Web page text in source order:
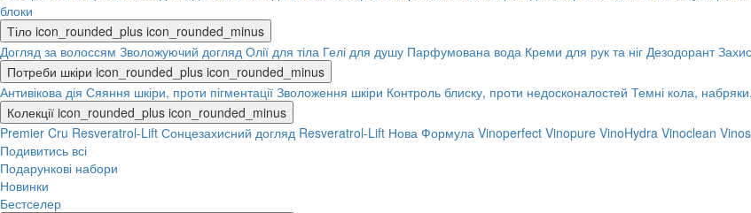
блоки
Тіло icon_rounded_plus icon_rounded_minus
Догляд за волоссям Зволожуючий догляд Олії для тіла Гелі для душу Парфумована вода Креми для рук та ніг Дезодорант
Потреби шкіри icon_rounded_plus icon_rounded_minus
Антивікова дія Сяяння шкіри, проти пігментації Зволоження шкіри Контроль блиску, проти недосконалостей Темні кола,
Колекції icon_rounded_plus icon_rounded_minus
Premier Cru Resveratrol-Lift Сонцезахисний догляд Resveratrol-Lift Нова Формула Vinoperfect Vinopure VinoHydra Vinoclean
Подивитись всі
Подарункові набори
Новинки
Бестселер